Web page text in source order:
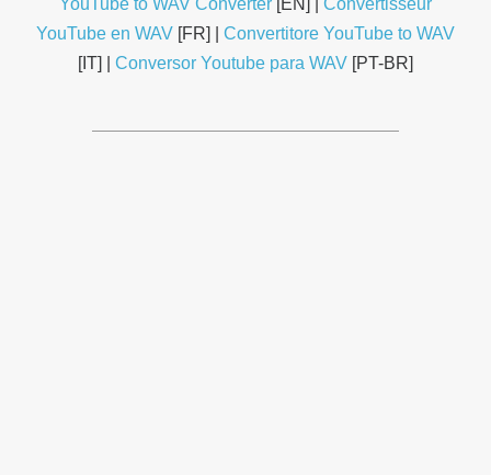
YouTube to WAV Converter [EN] | Convertisseur
YouTube en WAV [FR] | Convertitore YouTube to WAV
[IT] | Conversor Youtube para WAV [PT-BR]